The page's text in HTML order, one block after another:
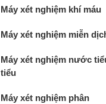
Máy xét nghiệm khí máu
Máy xét nghiệm miễn
Máy xét nghiệm nước
tiểu
Máy xét nghiệm phân